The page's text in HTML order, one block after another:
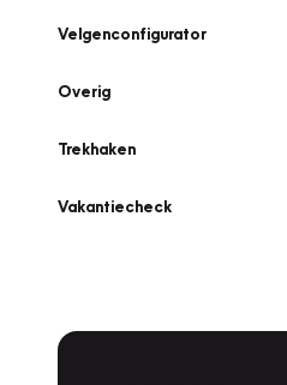
Velgenconfigurator
Overig
Trekhaken
Vakantiecheck